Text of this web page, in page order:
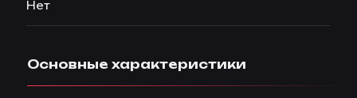
Нет
Основные характеристики